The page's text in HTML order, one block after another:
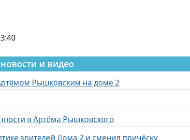
и видео
Рышковским на доме 2
в Артёма Рышковского
зрителей Дома 2 и сменил причёску